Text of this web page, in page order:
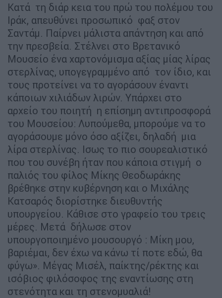
Κατά τη διάρ κεια του πρώ του πολέµου του
Ιράκ, απευθύνει προσωπικό φαξ στον
Σαντάµ. Παίρνει µάλιστα απάντηση και από
την πρεσβεία. Στέλνει στο Βρετανικό
Μουσείο ένα χαρτονόµισµα αξίας µίας λίρας
στερλίνας, υπογεγραµµένο από τον ίδιο, και
τους προτείνει να το αγοράσουν έναντι
κάποιων χιλιάδων λιρών. Υπάρχει στο
αρχείο του ποιητή η επίσηµη αντιπροσφορά
του Μουσείου: Λυπούµεθα, µπορούµε να το
αγοράσουµε µόνο όσο αξίζει, δηλαδή µια
λίρα στερλίνας. Ισως το πιο σουρεαλιστικό
που του συνέβη ήταν που κάποια στιγµή ο
παλιός του φίλος Μίκης Θεοδωράκης
βρέθηκε στην κυβέρνηση και ο Μιχάλης
Κατσαρός διορίστηκε διευθυντής
υπουργείου. Κάθισε στο γραφείο του τρεις
µέρες. Μετά δήλωσε στον
υπουργοποιηµένο µουσουργό : Μίκη µου,
βαριέµαι, δεν έχω να κάνω τί ποτε εδώ, θα
φύγω». Μέγας Μισέλ, παίκτης/ρέκτης και
ισόβιος φιλόσοφος της εναντίωσης στη
στενότητα και τη στενοµυαλιά!